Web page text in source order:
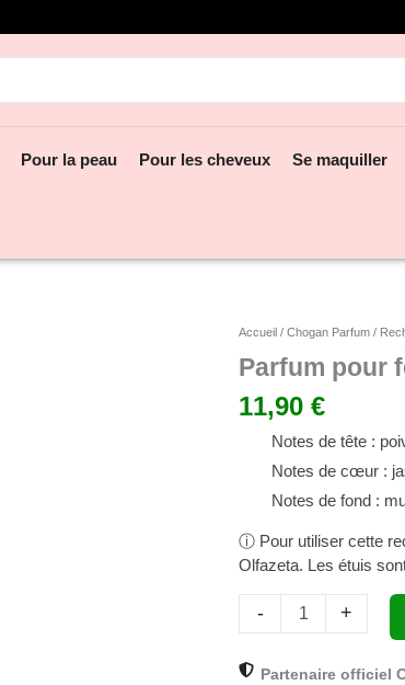
Pour la peau Pour les cheveux Se maquiller
Accueil /Chogan Parfum /
Parfum pour
11,90€
Notes de tête :
Notes de cœur :
Notes de fond :
ⓘ Pour utiliser cette
Olfazeta. Les étuis
-
quantité
de
Parfum
pour
femme
Olfazeta
15
ml
+
Partenaire officiel